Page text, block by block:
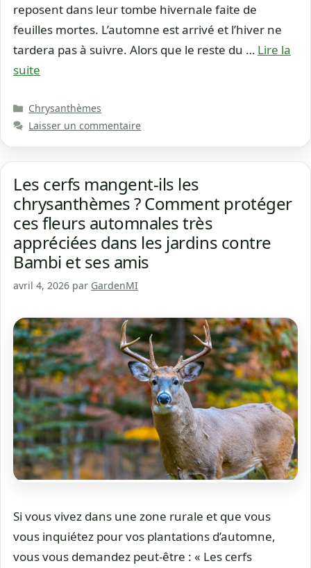
reposent dans leur tombe hivernale faite de
feuilles mortes. L’automne est arrivé et l’hiver ne
tardera pas à suivre. Alors que le reste du … Lire la
suite
Catégories
Chrysanthèmes
Laisser un commentaire
Les cerfs mangent-ils les
chrysanthèmes ? Comment protéger
ces fleurs automnales très
appréciées dans les jardins contre
Bambi et ses amis
avril 4, 2026 par GardenMI
Si vous vivez dans une zone rurale et que vous
vous inquiétez pour vos plantations d’automne,
vous vous demandez peut-être : « Les cerfs